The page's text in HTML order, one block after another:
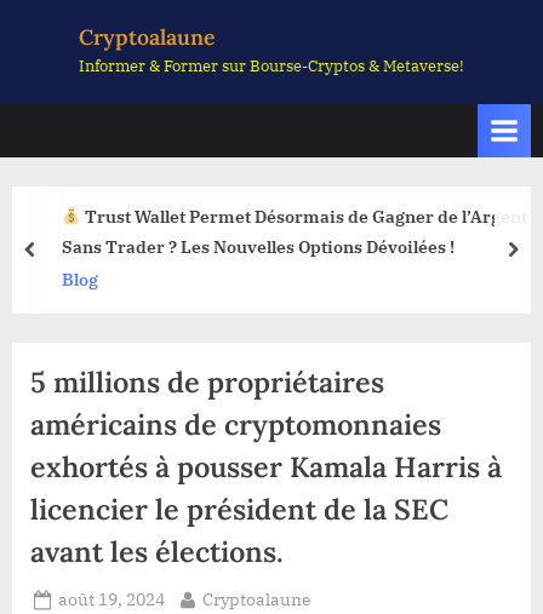
Cryptoalaune
Informer & Former sur Bourse-Cryptos & Metaverse!
Trust Wallet Permet Désormais de Gagner de l’Argent
Sans Trader ? Les Nouvelles Options Dévoilées !
Blog
prev
5 millions de propriétaires
américains de cryptomonnaies
exhortés à pousser Kamala Harris à
licencier le président de la SEC
avant les élections.
Posted
août 19, 2024 By
Cryptoalaune